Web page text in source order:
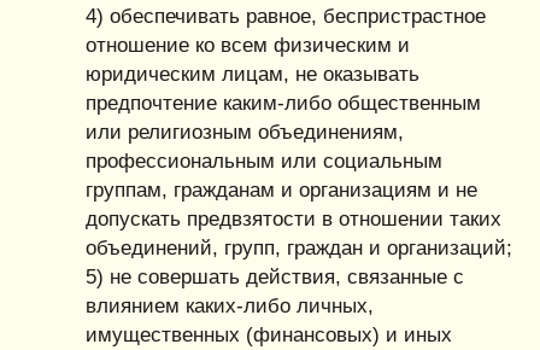
4) обеспечивать равное, беспристрастное
отношение ко всем физическим и
юридическим лицам, не оказывать
предпочтение каким-либо общественным
или религиозным объединениям,
профессиональным или социальным
группам, гражданам и организациям и не
допускать предвзятости в отношении таких
объединений, групп, граждан и организаций;
5) не совершать действия, связанные с
влиянием каких-либо личных,
имущественных (финансовых) и иных